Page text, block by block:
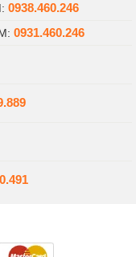
0938.460.246
0931.460.246